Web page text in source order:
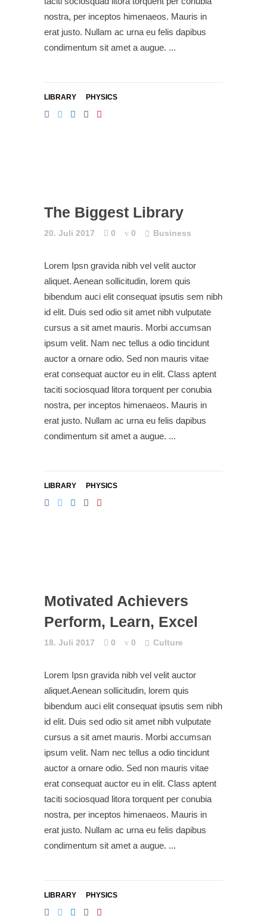
nostra, per inceptos himenaeos. Mauris in
erat justo. Nullam ac urna eu felis dapibus
condimentum sit amet a augue.
LIBRARY PHYSICS
The Biggest Library
20. Juli 2017 0 0 Business
Lorem Ipsn gravida nibh vel velit auctor
aliquet. Aenean sollicitudin, lorem quis
bibendum auci elit consequat ipsutis sem nibh
id elit. Duis sed odio sit amet nibh vulputate
cursus a sit amet mauris. Morbi accumsan
ipsum velit. Nam nec tellus a odio tincidunt
auctor a ornare odio. Sed non mauris vitae
erat consequat auctor eu in elit. Class aptent
taciti sociosquad litora torquent per conubia
nostra, per inceptos himenaeos. Mauris in
erat justo. Nullam ac urna eu felis dapibus
condimentum sit amet a augue.
LIBRARY PHYSICS
Motivated Achievers
Perform, Learn, Excel
18. Juli 2017 0 0 Culture
Lorem Ipsn gravida nibh vel velit auctor
aliquet.Aenean sollicitudin, lorem quis
bibendum auci elit consequat ipsutis sem nibh
id elit. Duis sed odio sit amet nibh vulputate
cursus a sit amet mauris. Morbi accumsan
ipsum velit. Nam nec tellus a odio tincidunt
auctor a ornare odio. Sed non mauris vitae
erat consequat auctor eu in elit. Class aptent
taciti sociosquad litora torquent per conubia
nostra, per inceptos himenaeos. Mauris in
erat justo. Nullam ac urna eu felis dapibus
condimentum sit amet a augue.
LIBRARY PHYSICS